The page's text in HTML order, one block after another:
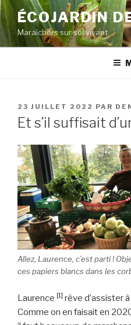
Aller
au
contenu
principal
ÉCOJARDIN
Maraîchers sur sol vivant
PUBLIÉ
LE
23 JUILLET 2022 PAR
Et s’il suffisait
Allez, Laurence, c’est parti !
ces papiers blancs dans les
Laurence [1] rêve d’assister
Comme on en faisait en